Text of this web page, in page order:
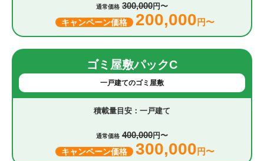
通常価格 300,000円〜
キャンペーン価格 200,000 円〜
ゴミ屋敷パックC
一戸建てのゴミ屋敷
一戸建て
通常価格 400,000円〜
キャンペーン価格 300,000 円〜